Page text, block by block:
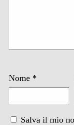
Nome *
Salva il mio